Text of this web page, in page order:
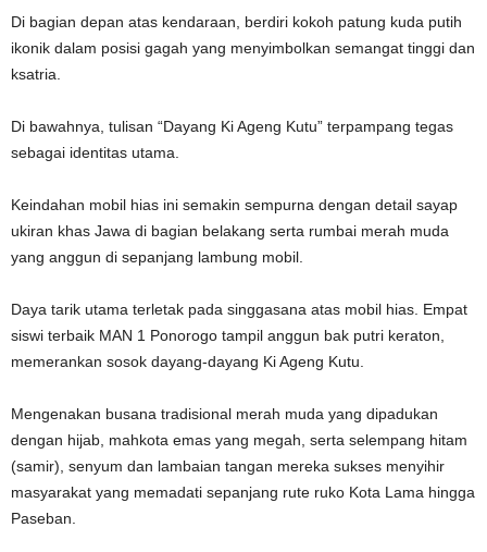
Di bagian depan atas kendaraan, berdiri kokoh patung kuda putih
ikonik dalam posisi gagah yang menyimbolkan semangat tinggi dan
ksatria.
Di bawahnya, tulisan “Dayang Ki Ageng Kutu” terpampang tegas
sebagai identitas utama.
Keindahan mobil hias ini semakin sempurna dengan detail sayap
ukiran khas Jawa di bagian belakang serta rumbai merah muda
yang anggun di sepanjang lambung mobil.
Daya tarik utama terletak pada singgasana atas mobil hias. Empat
siswi terbaik MAN 1 Ponorogo tampil anggun bak putri keraton,
memerankan sosok dayang-dayang Ki Ageng Kutu.
Mengenakan busana tradisional merah muda yang dipadukan
dengan hijab, mahkota emas yang megah, serta selempang hitam
(samir), senyum dan lambaian tangan mereka sukses menyihir
masyarakat yang memadati sepanjang rute ruko Kota Lama hingga
Paseban.